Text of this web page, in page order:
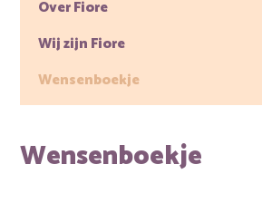
Over Fiore
Wij zijn Fiore
Wensenboekje
Wensenboekje